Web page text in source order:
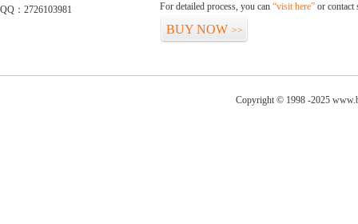
QQ：2726103981
For detailed process, you can “visit here” or contact
BUY NOW >>
Copyright © 1998 -2025